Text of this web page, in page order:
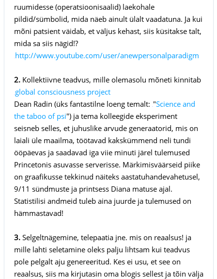
ruumidesse (operatsioonisaalid) laekohale
pildid/sümbolid, mida näeb ainult ülalt vaadatuna. Ja kui
mõni patsient väidab, et väljus kehast, siis küsitakse talt,
mida sa siis nägid!?
http://www.youtube.com/user/anewpersonalparadigm
2.Kollektiivne teadvus, mille olemasolu mõneti kinnitab
global consciousness project
Dean Radin (üks fantastilne loeng temalt: "Science and
the taboo of psi") ja tema kolleegide eksperiment
seisneb selles, et juhuslike arvude generaatorid, mis on
laiali üle maailma, töötavad kakskümmend neli tundi
ööpäevas ja saadavad iga viie minuti järel tulemused
Princetonis asuvasse serverisse. Märkimisväärseid piike
on graafikusse tekkinud näiteks aastatuhandevahetusel,
9/11 sündmuste ja printsess Diana matuse ajal.
Statistilisi andmeid tuleb aina juurde ja tulemused on
hämmastavad!
3.Selgeltnägemine, telepaatia jne. mis on reaalsus! ja
mille lahti seletamine oleks palju lihtsam kui teadvus
pole pelgalt aju genereeritud. Kes ei usu, et see on
reaalsus, siis ma kirjutasin oma blogis sellest ja tõin välja